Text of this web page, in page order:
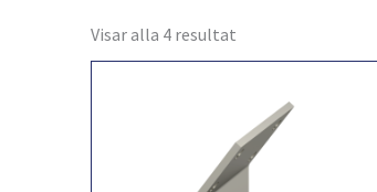
Visar alla 4 resultat